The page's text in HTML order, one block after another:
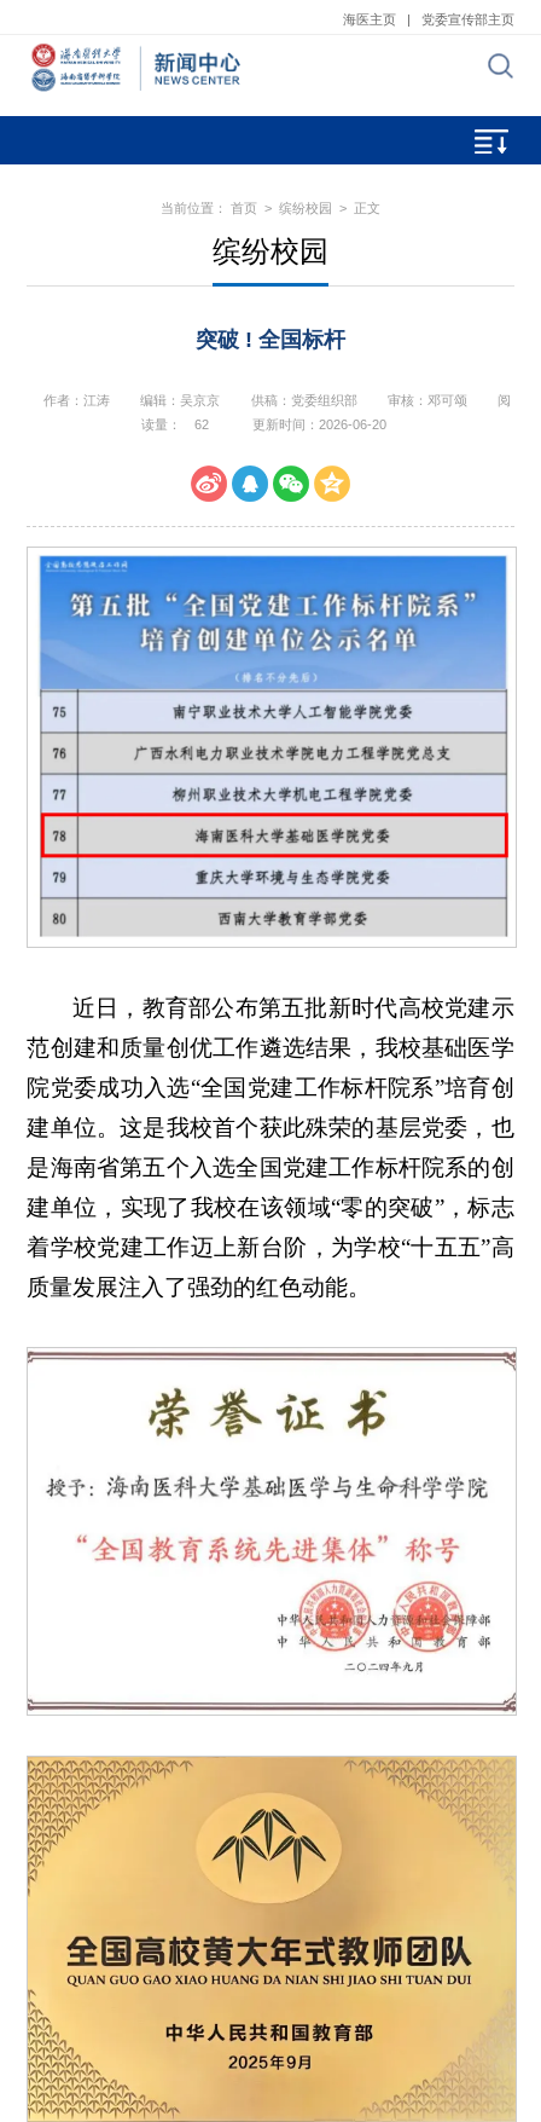
海医主页 | 党委宣传部主页
当前位置： 首页 > 缤纷校园 > 正文
缤纷校园
突破 ! 全国标杆
作者：江涛 编辑：吴京京 供稿：党委组织部 审核：邓可颂
阅
读量：
62 更新时间：2026-06-20
近日，教育部公布第五批新时代高校党建示
范创建和质量创优工作遴选结果，我校基础医学
院党委成功入选“全国党建工作标杆院系”培育创
建单位。这是我校首个获此殊荣的基层党委，也
是海南省第五个入选全国党建工作标杆院系的创
建单位，实现了我校在该领域“零的突破”，标志
着学校党建工作迈上新台阶，为学校“十五五”高
质量发展注入了强劲的红色动能。